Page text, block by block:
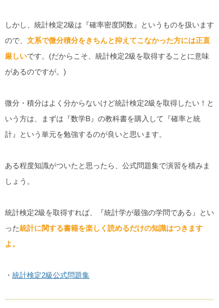
しかし、統計検定2級は『確率密度関数』というものを扱います
ので、 文系で微分積分をきちんと抑えてこなかった方には正直
厳しいです。(だからこそ、統計検定2級を取得することに意味
があるのですが。)
微分・積分はよく分からないけど統計検定2級を取得したい！と
いう方は、まずは『数学B』の教科書を購入して『確率と統
計』という単元を勉強するのが良いと思います。
ある程度知識がついたと思ったら、公式問題集で演習を積みま
しょう。
統計検定2級を取得すれば、『統計学が最強の学問である』とい
った統計に関する書籍を楽しく読めるだけの知識はつきます
よ。
・ 統計検定2級公式問題集